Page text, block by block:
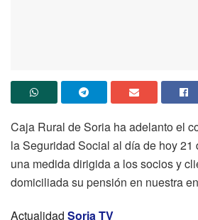
Caja Rural de Soria ha adelanto el
la Seguridad Social al día de hoy 21
una medida dirigida a los socios y
domiciliada su pensión en nuestra
Actualidad Soria TV